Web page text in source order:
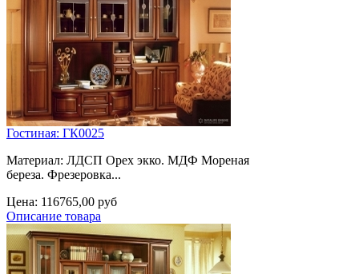
Гостиная: ГК0025
Материал: ЛДСП Орех экко. МДФ Мореная
береза. Фрезеровка...
Цена: 116765,00 руб
Описание товара